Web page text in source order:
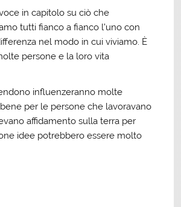
in capitolo su ciò che
tutti fianco a fianco l’uno con
nel modo in cui viviamo. È
persone e la loro vita
influenzeranno molte
per le persone che lavoravano
affidamento sulla terra per
idee potrebbero essere molto